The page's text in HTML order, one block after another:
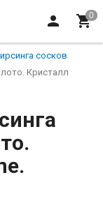
сосков
Кристалл